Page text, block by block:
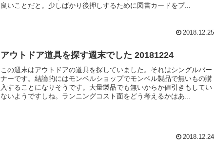
良いことだと。少しばかり後押しするために図書カードをプ...
2018.12.25
アウトドア道具を探す週末でした 20181224
この週末はアウトドアの道具を探していました。それはシングルバー
ナーです。結論的にはモンベルショップでモンベル製品で無いもの購
入することになりそうです。大量製品でも無いからか値引きもしてい
ないようですしね。ランニングコスト面をどう考えるかはあ...
2018.12.24